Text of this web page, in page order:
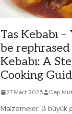
Tas Kebabı
be rephrased
Kebabı: A
Cooking
27 Mart 2025 Cep
Malzemeler: 3